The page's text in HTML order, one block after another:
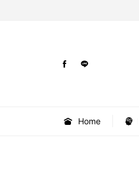
Home